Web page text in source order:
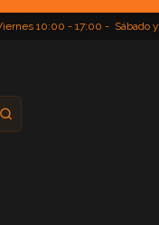
10:00 - 17:00 - Sábado y